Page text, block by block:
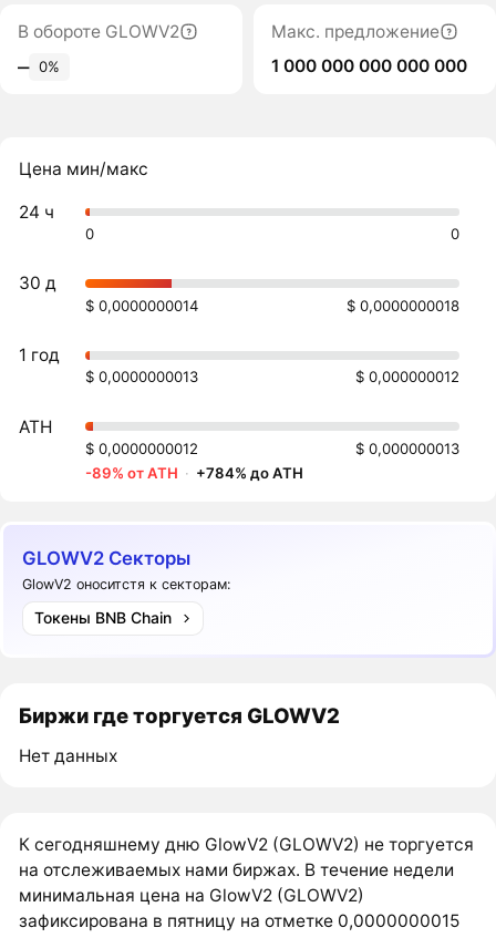
В обороте GLOWV2
‒ 0%
Макс. предложение
1 000 000 000 000 000
Цена мин/макс
24 ч
0 0
30 д
$ 0,0000000014 $ 0,0000000018
1 год
$ 0,0000000013 $ 0,000000012
ATH
$ 0,0000000012
$ 0,000000013
-89% от ATH · +784% до ATH
GLOWV2 Секторы
GlowV2 оноситстя к секторам:
Токены BNB Chain
Биржи где торгуется GLOWV2
Нет данных
К сегодняшнему дню GlowV2 (GLOWV2) не торгуется
на отслеживаемых нами биржах. В течение недели
минимальная цена на GlowV2 (GLOWV2)
зафиксирована в пятницу на отметке 0,0000000015